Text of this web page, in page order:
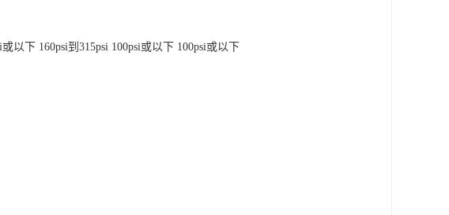
以下 160psi到315psi 100psi或以下 100psi或以下